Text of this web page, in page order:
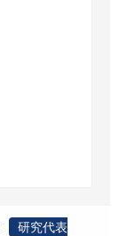
研究代表